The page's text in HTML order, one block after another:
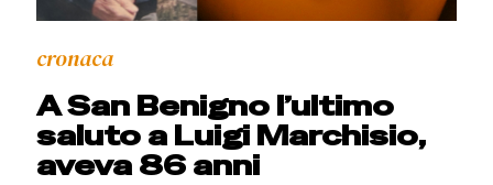
cronaca
A San Benigno l’ultimo
saluto a Luigi Marchisio,
aveva 86 anni